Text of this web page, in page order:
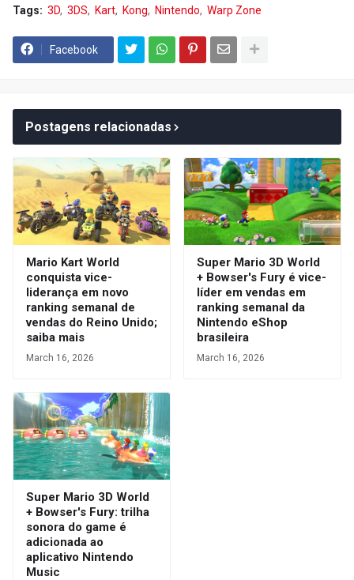
Tags: 3D 3DS Kart Kong Nintendo Warp Zone
Facebook
Postagens relacionadas
Mario Kart World
conquista vice-
liderança em novo
ranking semanal de
vendas do Reino Unido;
saiba mais
March 16, 2026
Super Mario 3D World
+ Bowser's Fury é vice-
líder em vendas em
ranking semanal da
Nintendo eShop
brasileira
March 16, 2026
Super Mario 3D World
+ Bowser's Fury: trilha
sonora do game é
adicionada ao
aplicativo Nintendo
Music